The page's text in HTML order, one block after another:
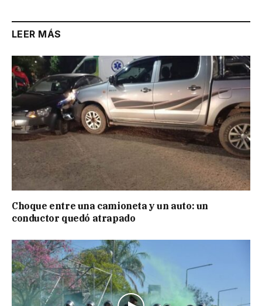
LEER MÁS
Choque entre una camioneta y un auto: un
conductor quedó atrapado